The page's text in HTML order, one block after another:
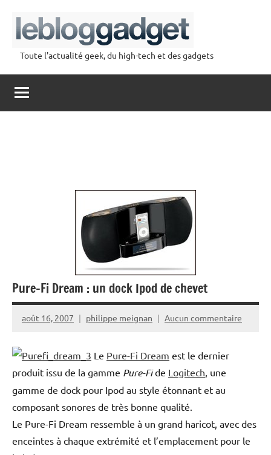
contenu
lebloggadget
Toute l'actualité geek, du high-tech et des gadgets
Pure-Fi Dream : un dock Ipod de chevet
août 16, 2007 philippe meignan Aucun commentaire
Le Pure-Fi Dream est le dernier
produit issu de la gamme Pure-Fide Logitech , une
gamme de dock pour Ipod au style étonnant et au
composant sonores de très bonne qualité.
Le Pure-Fi Dream ressemble à un grand haricot, avec des
enceintes à chaque extrémité et l’emplacement pour le